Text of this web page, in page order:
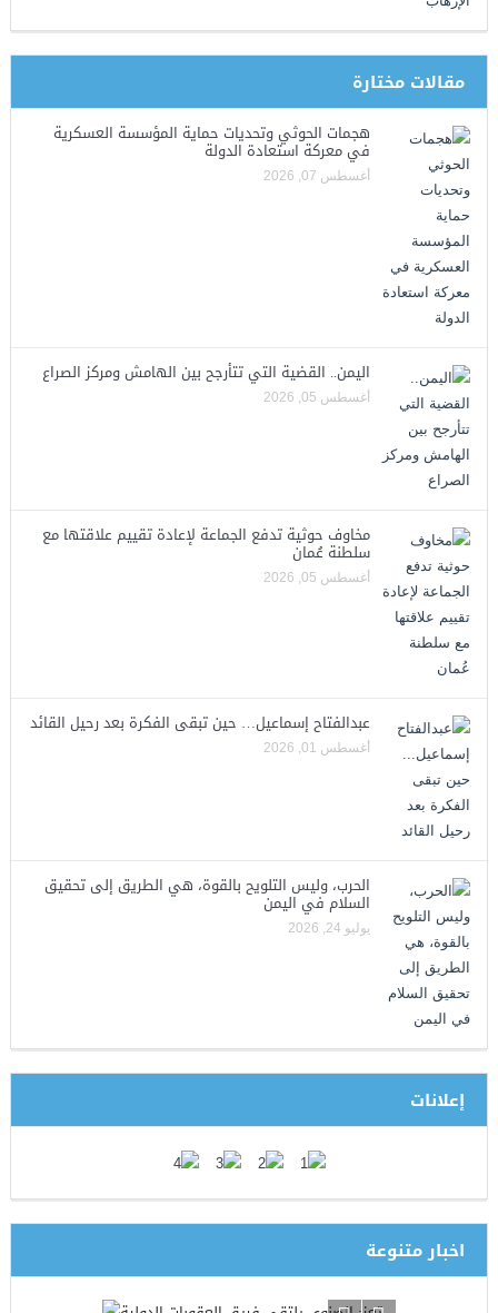
مقالات مختارة
هجمات الحوثي وتحديات حماية المؤسسة العسكرية
في معركة استعادة الدولة
أغسطس 07, 2026
اليمن.. القضية التي تتأرجح بين الهامش ومركز الصراع
أغسطس 05, 2026
مخاوف حوثية تدفع الجماعة لإعادة تقييم علاقتها مع
سلطنة عُمان
أغسطس 05, 2026
عبدالفتاح إسماعيل… حين تبقى الفكرة بعد رحيل القائد
أغسطس 01, 2026
الحرب، وليس التلويح بالقوة، هي الطريق إلى تحقيق
السلام في اليمن
يوليو 24, 2026
إعلانات
اخبار متنوعة